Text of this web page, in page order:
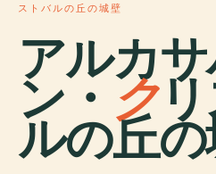
ストバルの丘の城壁
アルカ
ン・ ク
ルの丘